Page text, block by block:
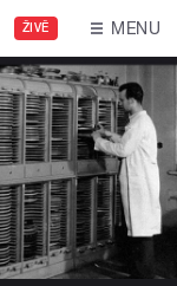
ŽIVĚ MENU